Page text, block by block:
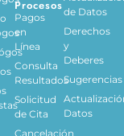
Procesos
Pagos
en
Línea
Consulta
Resultados
Solicitud
de Cita
Cancelación
de Datos
Derechos
y
Deberes
Sugerencias
Datos